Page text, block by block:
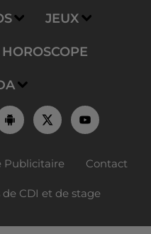
JEUX
HOROSCOPE
Publicitaire Contact
de CDI et de stage